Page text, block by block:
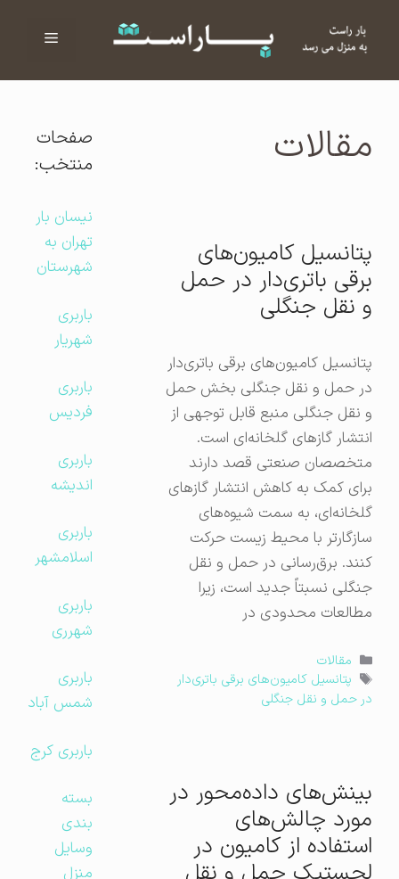
فهرست
مقالات
پتانسیل کامیون‌های
برقی باتری‌دار در حمل
و نقل جنگلی
پتانسیل کامیون‌های برقی باتری‌دار
در حمل و نقل جنگلی بخش حمل
و نقل جنگلی منبع قابل توجهی از
انتشار گازهای گلخانه‌ای است.
متخصصان صنعتی قصد دارند
برای کمک به کاهش انتشار گازهای
گلخانه‌ای، به سمت شیوه‌های
سازگارتر با محیط زیست حرکت
کنند. برق‌رسانی در حمل و نقل
جنگلی نسبتاً جدید است، زیرا
مطالعات محدودی در
دسته‌ها
مقالات
برچسب‌ها
پتانسیل کامیون‌های برقی باتری‌دار
در حمل و نقل جنگلی
بینش‌های داده‌محور در
مورد چالش‌های
استفاده از کامیون در
صفحات
منتخب:
نیسان بار
تهران به
شهرستان
باربری
شهریار
باربری
فردیس
باربری
اندیشه
باربری
اسلامشهر
باربری
شهرری
باربری
شمس آباد
باربری کرج
بسته
بندی
وسایل
منزل